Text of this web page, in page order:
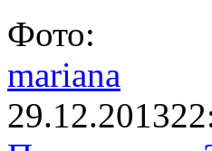
Фото:
mariana
29.12.2013